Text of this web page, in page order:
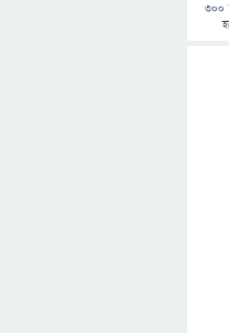
300